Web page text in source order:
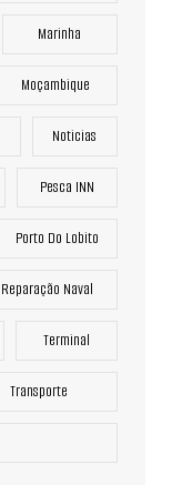
Marinha
Moçambique
Noticias
Pesca INN
Porto Do Lobito
Reparação Naval
Terminal
Transporte